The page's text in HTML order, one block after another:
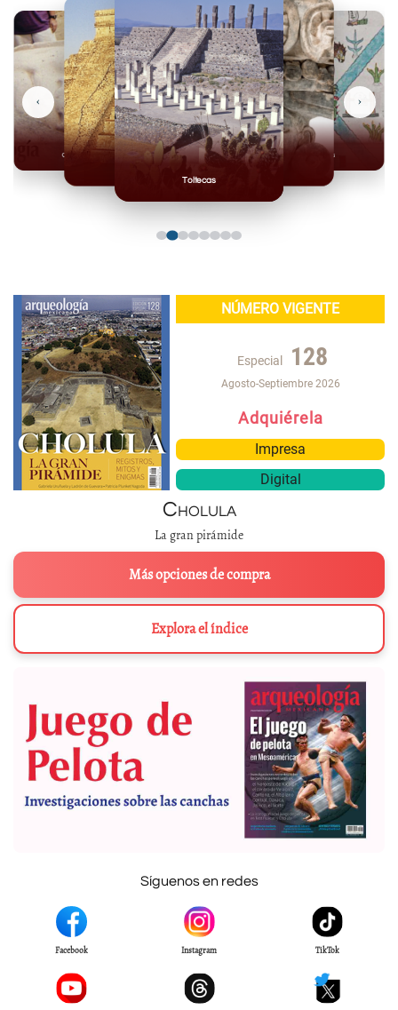
Toltecas
Mexicas
Olmecas
‹ ›
NÚMERO VIGENTE
Especial 128
Agosto-Septiembre 2026
Adquiérela
Impresa
Digital
Cholula
La gran pirámide
Más opciones de compra
Explora el índice
Síguenos en redes
Facebook Instagram TikTok